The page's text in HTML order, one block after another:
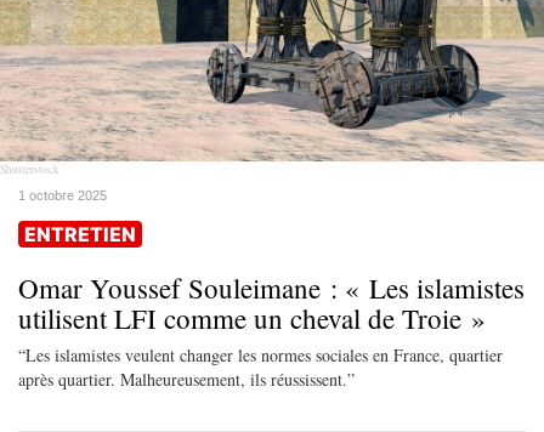
Shutterstock
1 octobre 2025
ENTRETIEN
Omar Youssef Souleimane : « Les islamistes
utilisent LFI comme un cheval de Troie »
“Les islamistes veulent changer les normes sociales en France, quartier
après quartier. Malheureusement, ils réussissent.”